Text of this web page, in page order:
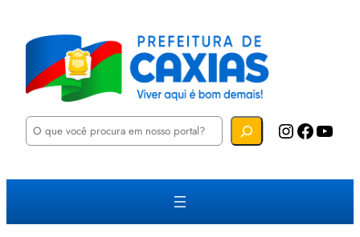
P
u
a
Instagram Facebook YouTube